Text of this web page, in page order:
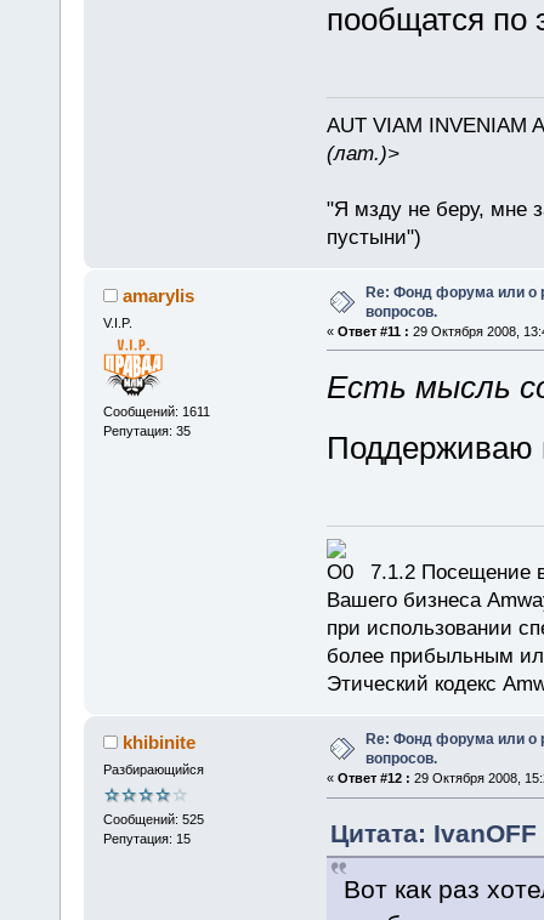
пообщатся по
AUT VIAM INVENIAM
(лат.)>
"Я мзду не беру, мне
пустыни")
amarylis
V.I.P.
Сообщений: 1611
Репутация: 35
Re: Фонд форума или о
вопросов.
« Ответ #11 : 29 Октября 2008,
Есть мысль
7.1.2 Посещение
Вашего бизнеса
при использовании
более прибыльным
Этический кодекс
khibinite
Разбирающийся
Сообщений: 525
Репутация: 15
Re: Фонд форума или
вопросов.
« Ответ #12 : 29 Октября 2008,
Цитата:
Вот как раз